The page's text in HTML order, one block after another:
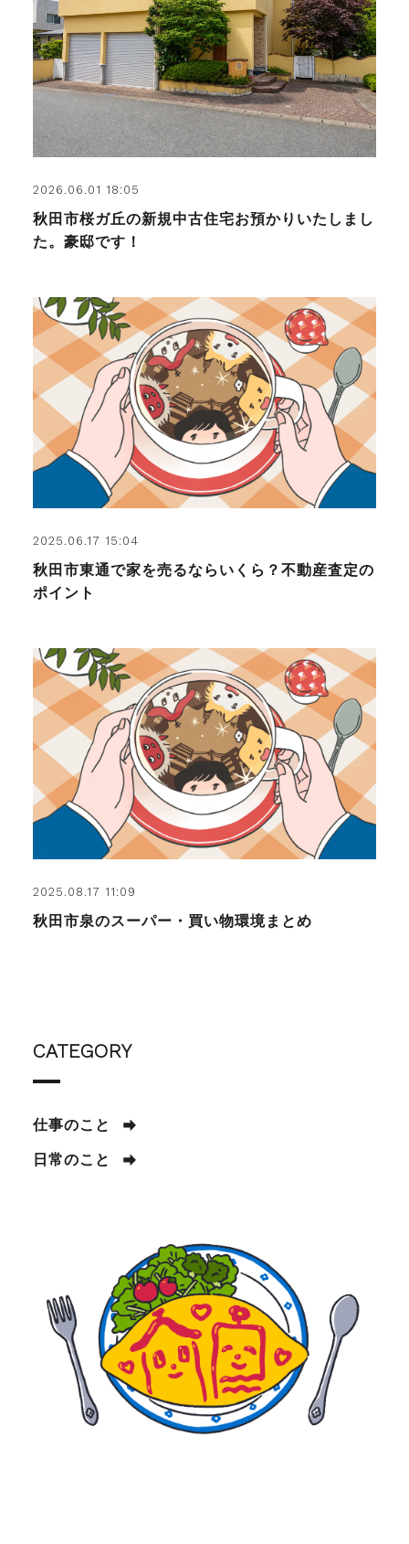
2026.06.01 18:05
秋田市桜ガ丘の新規中古住宅お預かりいたしまし
た。豪邸です！
2025.06.17 15:04
秋田市東通で家を売るならいくら？不動産査定の
ポイント
2025.08.17 11:09
秋田市泉のスーパー・買い物環境まとめ
CATEGORY
仕事のこと
日常のこと